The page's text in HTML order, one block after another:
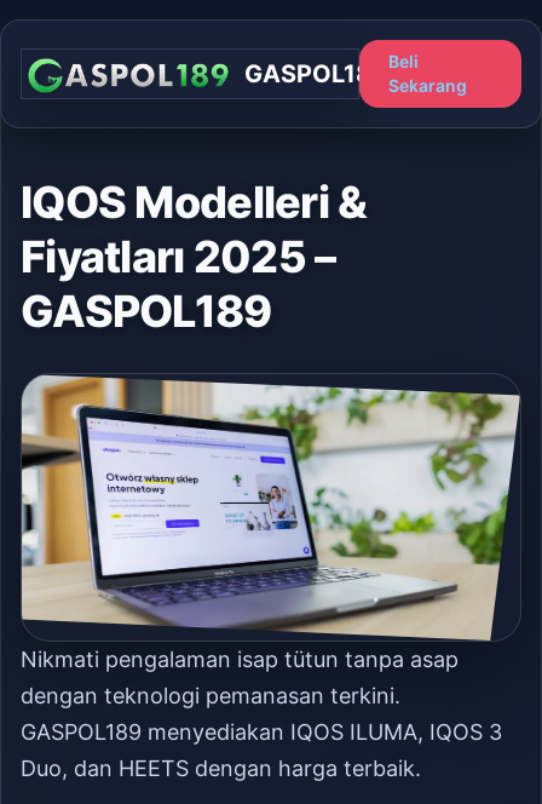
GASPOL189
Beli
Sekarang
IQOS Modelleri &
Fiyatları 2025 –
GASPOL189
Nikmati pengalaman isap tütun tanpa asap
dengan teknologi pemanasan terkini.
GASPOL189 menyediakan IQOS ILUMA, IQOS 3
Duo, dan HEETS dengan harga terbaik.